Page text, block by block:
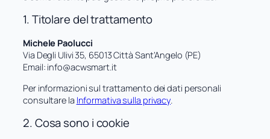
1. Titolare del trattamento
Michele Paolucci
Via Degli Ulivi 35, 65013 Città Sant’Angelo (PE)
Email: info@acwsmart.it
Per informazioni sul trattamento dei dati personali
consultare la Informativa sulla privacy
2. Cosa sono i cookie